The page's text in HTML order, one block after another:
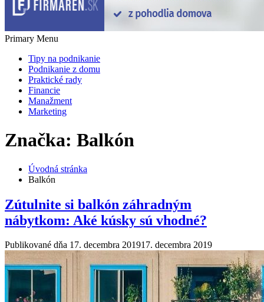
Primary Menu
Tipy na podnikanie
Podnikanie z domu
Praktické rady
Financie
Manažment
Marketing
Značka: Balkón
Úvodná stránka
Balkón
Zútulnite si balkón záhradným
nábytkom: Aké kúsky sú vhodné?
Publikované dňa 17. decembra 201917. decembra 2019